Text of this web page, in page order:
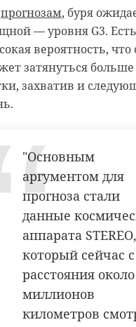
прогнозам, буря
— уровня G3. Есть
вероятность, что
затянуться
захватив и
"Основным
аргументом для
прогноза стали
данные
аппарата STEREO,
который сейчас с
расстояния
миллионов
километров